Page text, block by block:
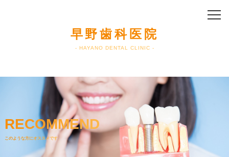
早野歯科医院
- HAYANO DENTAL CLINIC -
早野歯科医院
HOME
当院のインプラント治療
RECOMMEND
このような方にオススメです